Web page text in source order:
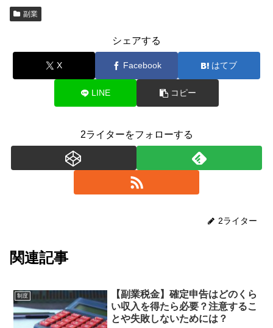
副業
シェアする
X Facebook はてブ
LINE コピー
2ライターをフォローする
2ライター
関連記事
制度
【副業税金】確定申告はどのくら
い収入を得たら必要？注意するこ
とや失敗しないためには？